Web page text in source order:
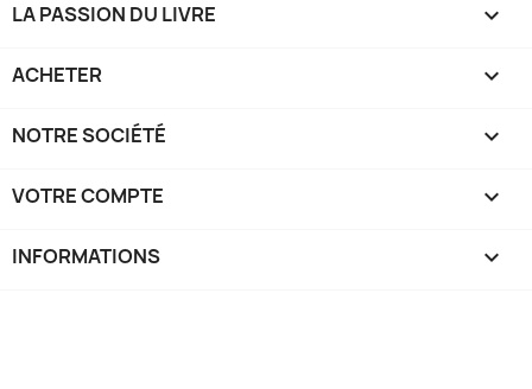
LA PASSION DU LIVRE 
ACHETER 
NOTRE SOCIÉTÉ 
VOTRE COMPTE 
INFORMATIONS keyboard_arrow_down